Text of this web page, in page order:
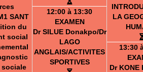
SANT
du
social
sociale
12:00 à 13:30
EXAMEN
Dr SILUE Donakpo/Dr
LAGO
ANGLAIS/ACTIVITES
SPORTIVES
LA
13:30
Dr